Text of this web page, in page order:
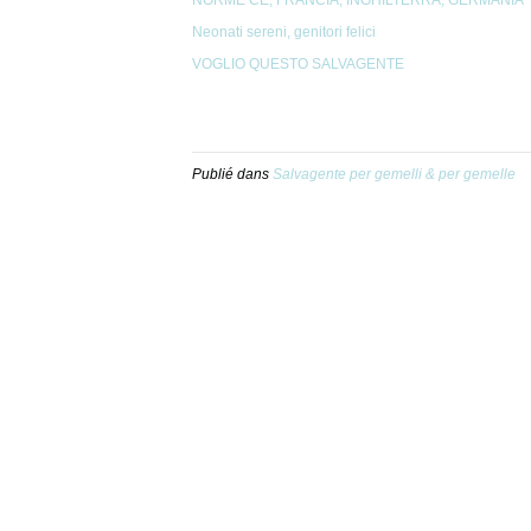
Neonati sereni, genitori felici
VOGLIO QUESTO SALVAGENTE
Publié dans Salvagente per gemelli & per gemelle